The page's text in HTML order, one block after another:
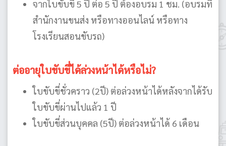
จากใบขับขี่ 5 ปี ต่อ 5 ปี ต้องอบรม 1 ชม. (อบรมที่
สำนักงานขนส่ง หรือทางออนไลน์ หรือทาง
โรงเรียนสอนขับรถ)
ต่ออายุใบขับขี่ได้ล่วงหน้าได้หรือไม่?
ใบขับขี่ชั่วคราว (2ปี) ต่อล่วงหน้าได้หลังจากได้รับ
ใบขับขี่ผ่านไปแล้ว 1 ปี
ใบขับขี่ส่วนบุคคล (5ปี) ต่อล่วงหน้าได้ 6 เดือน